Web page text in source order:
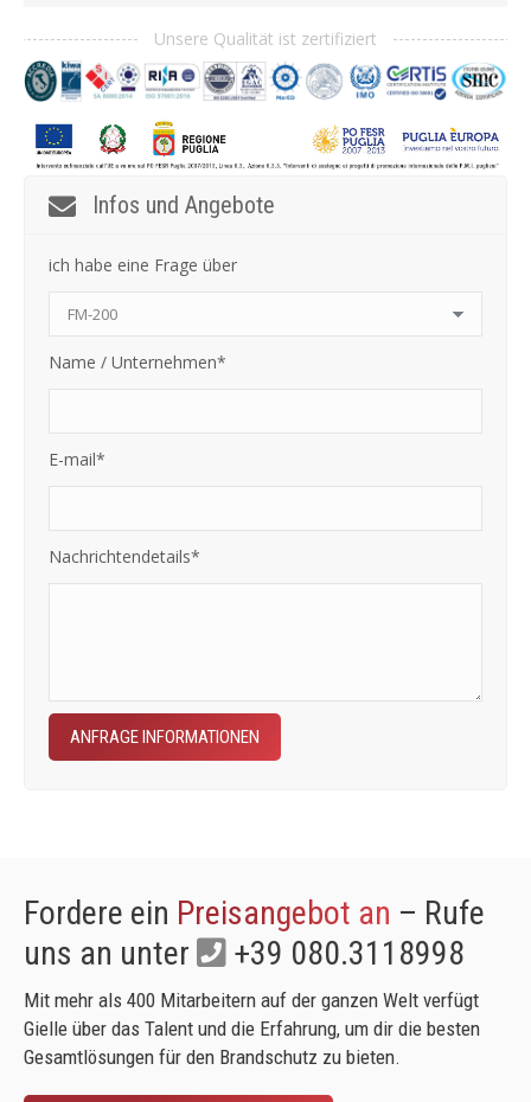
Unsere Qualität ist zertifiziert
Infos und Angebote
ich habe eine Frage über
Name / Unternehmen*
E-mail*
Nachrichtendetails*
Fordere ein Preisangebot an – Rufe
uns an unter
+39 080.3118998
Mit mehr als 400 Mitarbeitern auf der ganzen Welt verfügt
Gielle über das Talent und die Erfahrung, um dir die besten
Gesamtlösungen für den Brandschutz zu bieten.